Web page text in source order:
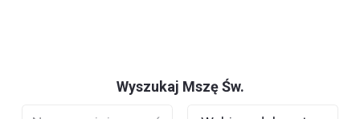
Wyszukaj Mszę Św.